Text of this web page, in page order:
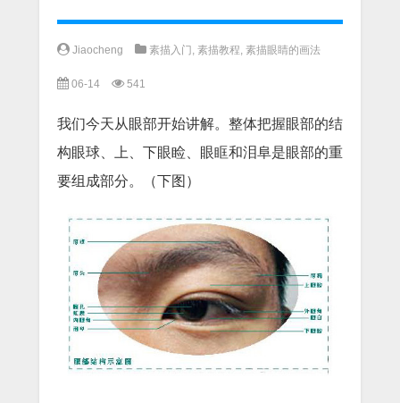
Jiaocheng 素描入门 , 素描教程, 素描眼睛的画法
06-14 541
我们今天从眼部开始讲解。整体把握眼部的结
构眼球、上、下眼睑、眼眶和泪阜是眼部的重
要组成部分。（下图）